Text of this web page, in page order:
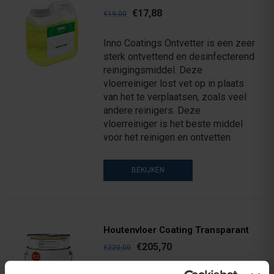
€19,00 €17,88
Inno Coatings Ontvetter is een zeer
sterk ontvettend en desinfecterend
reinigingsmiddel. Deze
vloerreiniger lost vet op in plaats
van het te verplaatsen, zoals veel
andere reinigers. Deze
vloerreiniger is het beste middel
voor het reinigen en ontvetten
BEKIJKEN
Houtenvloer Coating Transparant
€220,00 €205,70